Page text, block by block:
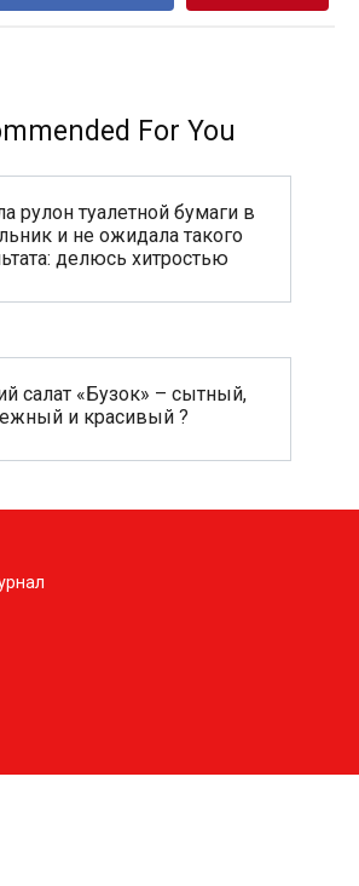
For You
рулон туалетной бумаги в
и не ожидала такого
делюсь хитростью
салат «Бузок» – сытный,
и красивый ?